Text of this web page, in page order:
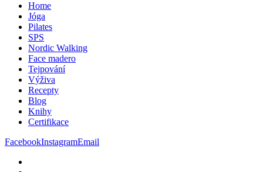
Home
Jóga
Pilates
SPS
Nordic Walking
Face madero
Tejpování
Výživa
Recepty
Blog
Knihy
Certifikace
FacebookInstagramEmail